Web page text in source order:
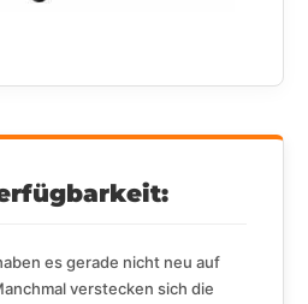
es gerade nicht neu auf
verstecken sich die